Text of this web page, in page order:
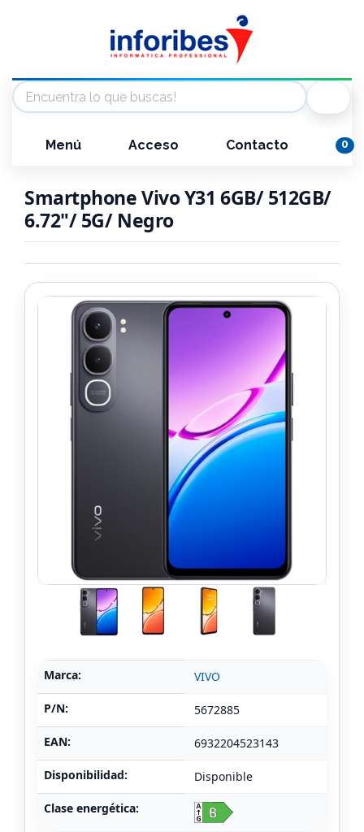
Menú Acceso Contacto 0
Smartphone Vivo Y31 6GB/ 512GB/
6.72"/ 5G/ Negro
Marca: VIVO
P/N: 5672885
EAN: 6932204523143
Disponibilidad: Disponible
Clase energética: